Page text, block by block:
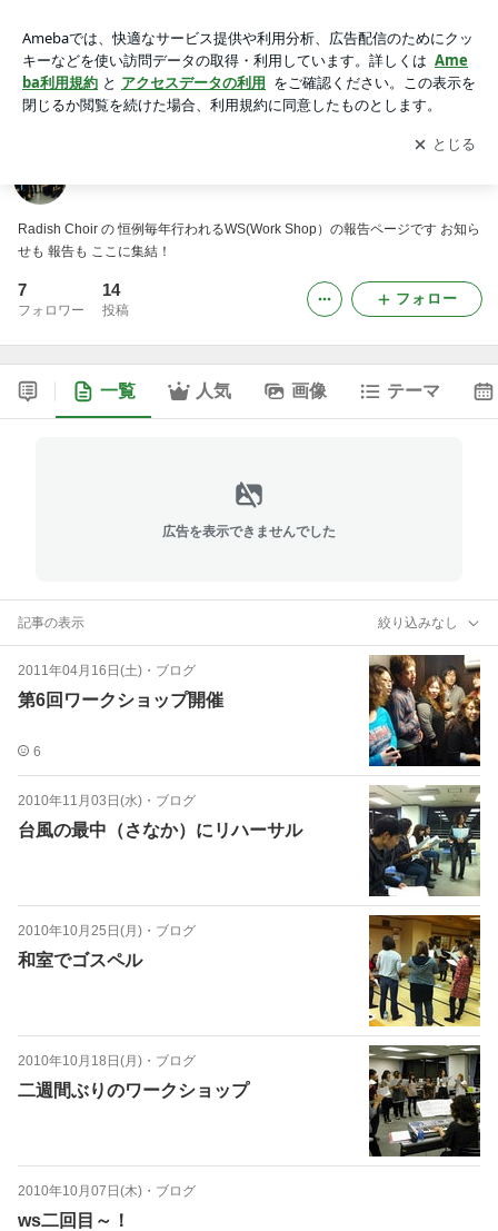
アプリをダウンロードして ブログの更新通知
を受け取りまし
ょう。
開く
Radish Choir の 恒例毎年行われるWS(Work Shop）の報告ページです お知ら
せも 報告も ここに集結！
7
フォロワー
14
投稿
フォロー
一覧 人気 画像 テーマ
広告を表示できませんでした
記事の表示 絞り込みなし
2011年04月16日(土) ・ ブログ
第6回ワークショップ開催
6
2010年11月03日(水) ・ ブログ
台風の最中（さなか）にリハーサル
2010年10月25日(月) ・ ブログ
和室でゴスペル
2010年10月18日(月) ・ ブログ
二週間ぶりのワークショップ
2010年10月07日(木) ・ ブログ
ws二回目～！